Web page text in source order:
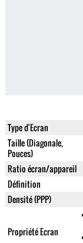
Type d'Ecran
Taille (Diagonale,
Pouces)
Ratio écran/appareil
Définition
Densité (PPP)
Propriété Ecran